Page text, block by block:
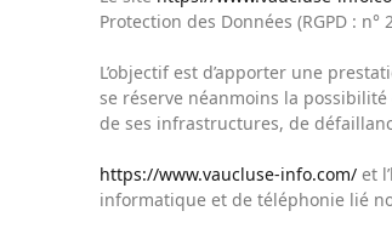
Protection des Données (RGPD : n°
L’objectif est d’apporter une
se réserve néanmoins la
de ses infrastructures, de
https://www.vaucluse-info.com/ et
informatique et de téléphonie lié